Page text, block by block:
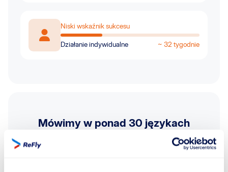
Niski wskaźnik sukcesu
Działanie indywidualne ~ 32 tygodnie
Mówimy w ponad 30 językach
Uzyskaj pomoc 24/7 na całym świecie wTwoim
języku dzięki naszemu wsparciu klienta